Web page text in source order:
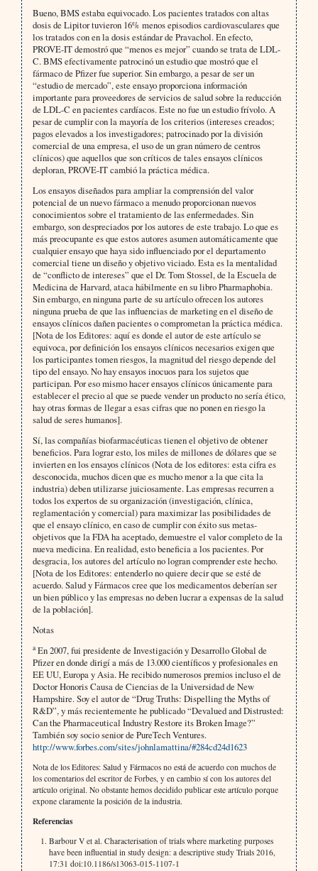
Bueno, BMS estaba equivocado. Los pacientes tratados con altas
dosis de Lipitor tuvieron 16% menos episodios cardiovasculares que
los tratados con en la dosis estándar de Pravachol. En efecto,
PROVE-IT demostró que “menos es mejor” cuando se trata de LDL-
C. BMS efectivamente patrocinó un estudio que mostró que el
fármaco de Pfizer fue superior. Sin embargo, a pesar de ser un
“estudio de mercado”, este ensayo proporciona información
importante para proveedores de servicios de salud sobre la reducción
de LDL-C en pacientes cardíacos. Este no fue un estudio frívolo. A
pesar de cumplir con la mayoría de los criterios (intereses creados;
pagos elevados a los investigadores; patrocinado por la división
comercial de una empresa, el uso de un gran número de centros
clínicos) que aquellos que son críticos de tales ensayos clínicos
deploran, PROVE-IT cambió la práctica médica.
Los ensayos diseñados para ampliar la comprensión del valor
potencial de un nuevo fármaco a menudo proporcionan nuevos
conocimientos sobre el tratamiento de las enfermedades. Sin
embargo, son despreciados por los autores de este trabajo. Lo que es
más preocupante es que estos autores asumen automáticamente que
cualquier ensayo que haya sido influenciado por el departamento
comercial tiene un diseño y objetivo viciado. Esta es la mentalidad
de “conflicto de intereses” que el Dr. Tom Stossel, de la Escuela de
Medicina de Harvard, ataca hábilmente en su libro Pharmaphobia.
Sin embargo, en ninguna parte de su artículo ofrecen los autores
ninguna prueba de que las influencias de marketing en el diseño de
ensayos clínicos dañen pacientes o comprometan la práctica médica.
[Nota de los Editores: aquí es donde el autor de este artículo se
equivoca, por definición los ensayos clínicos necesarios exigen que
los participantes tomen riesgos, la magnitud del riesgo depende del
tipo del ensayo. No hay ensayos inocuos para los sujetos que
participan. Por eso mismo hacer ensayos clínicos únicamente para
establecer el precio al que se puede vender un producto no sería ético,
hay otras formas de llegar a esas cifras que no ponen en riesgo la
salud de seres humanos].
Sí, las compañías biofarmacéuticas tienen el objetivo de obtener
beneficios. Para lograr esto, los miles de millones de dólares que se
invierten en los ensayos clínicos (Nota de los editores: esta cifra es
desconocida, muchos dicen que es mucho menor a la que cita la
industria) deben utilizarse juiciosamente. Las empresas recurren a
todos los expertos de su organización (investigación, clínica,
reglamentación y comercial) para maximizar las posibilidades de
que el ensayo clínico, en caso de cumplir con éxito sus metas-
objetivos que la FDA ha aceptado, demuestre el valor completo de la
nueva medicina. En realidad, esto beneficia a los pacientes. Por
desgracia, los autores del artículo no logran comprender este hecho.
[Nota de los Editores: entenderlo no quiere decir que se esté de
acuerdo. Salud y Fármacos cree que los medicamentos deberían ser
un bien público y las empresas no deben lucrar a expensas de la salud
de la población].
Notas
aEn 2007, fui presidente de Investigación y Desarrollo Global de
Pfizer en donde dirigí a más de 13.000 científicos y profesionales en
EE UU, Europa y Asia. He recibido numerosos premios incluso el de
Doctor Honoris Causa de Ciencias de la Universidad de New
Hampshire. Soy el autor de “Drug Truths: Dispelling the Myths of
R&D”, y más recientemente he publicado “Devalued and Distrusted:
Can the Pharmaceutical Industry Restore its Broken Image?”
También soy socio senior de PureTech Ventures.
http://www.forbes.com/sites/johnlamattina/#284cd24d1623
Nota de los Editores: Salud y Fármacos no está de acuerdo con muchos de
los comentarios del escritor de Forbes, y en cambio sí con los autores del
artículo original. No obstante hemos decidido publicar este artículo porque
expone claramente la posición de la industria.
Referencias
Barbour V et al. Characterisation of trials where marketing purposes
have been influential in study design: a descriptive study Trials 2016,
17:31 doi:10.1186/s13063-015-1107-1